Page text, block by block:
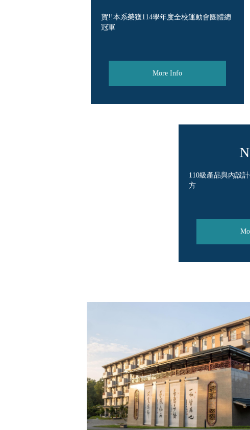
賀!!本系榮獲114學年度全校運動會團體總
冠軍
More Info
110級產品與內設
方